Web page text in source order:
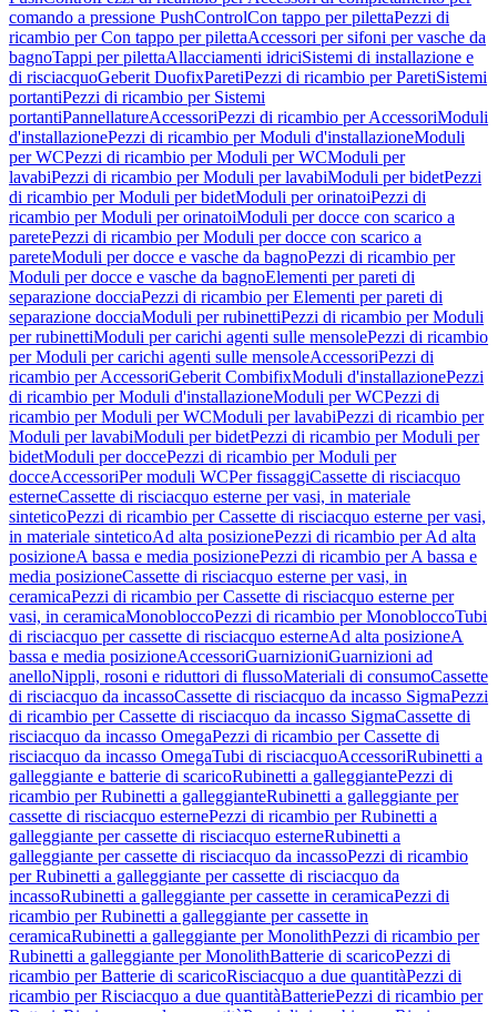
comando a pressione PushControlCon tappo per pilettaPezzi di
ricambio per Con tappo per pilettaAccessori per sifoni per vasche da
bagnoTappi per pilettaAllacciamenti idriciSistemi di installazione e
di risciacquoGeberit DuofixParetiPezzi di ricambio per ParetiSistemi
portantiPezzi di ricambio per Sistemi
portantiPannellatureAccessoriPezzi di ricambio per AccessoriModuli
d'installazionePezzi di ricambio per Moduli d'installazioneModuli
per WCPezzi di ricambio per Moduli per WCModuli per
lavabiPezzi di ricambio per Moduli per lavabiModuli per bidetPezzi
di ricambio per Moduli per bidetModuli per orinatoiPezzi di
ricambio per Moduli per orinatoiModuli per docce con scarico a
paretePezzi di ricambio per Moduli per docce con scarico a
pareteModuli per docce e vasche da bagnoPezzi di ricambio per
Moduli per docce e vasche da bagnoElementi per pareti di
separazione docciaPezzi di ricambio per Elementi per pareti di
separazione docciaModuli per rubinettiPezzi di ricambio per Moduli
per rubinettiModuli per carichi agenti sulle mensolePezzi di ricambio
per Moduli per carichi agenti sulle mensoleAccessoriPezzi di
ricambio per AccessoriGeberit CombifixModuli d'installazionePezzi
di ricambio per Moduli d'installazioneModuli per WCPezzi di
ricambio per Moduli per WCModuli per lavabiPezzi di ricambio per
Moduli per lavabiModuli per bidetPezzi di ricambio per Moduli per
bidetModuli per doccePezzi di ricambio per Moduli per
docceAccessoriPer moduli WCPer fissaggiCassette di risciacquo
esterneCassette di risciacquo esterne per vasi, in materiale
sinteticoPezzi di ricambio per Cassette di risciacquo esterne per vasi,
in materiale sinteticoAd alta posizionePezzi di ricambio per Ad alta
posizioneA bassa e media posizionePezzi di ricambio per A bassa e
media posizioneCassette di risciacquo esterne per vasi, in
ceramicaPezzi di ricambio per Cassette di risciacquo esterne per
vasi, in ceramicaMonobloccoPezzi di ricambio per MonobloccoTubi
di risciacquo per cassette di risciacquo esterneAd alta posizioneA
bassa e media posizioneAccessoriGuarnizioniGuarnizioni ad
anelloNippli, rosoni e riduttori di flussoMateriali di consumoCassette
di risciacquo da incassoCassette di risciacquo da incasso SigmaPezzi
di ricambio per Cassette di risciacquo da incasso SigmaCassette di
risciacquo da incasso OmegaPezzi di ricambio per Cassette di
risciacquo da incasso OmegaTubi di risciacquoAccessoriRubinetti a
galleggiante e batterie di scaricoRubinetti a galleggiantePezzi di
ricambio per Rubinetti a galleggianteRubinetti a galleggiante per
cassette di risciacquo esternePezzi di ricambio per Rubinetti a
galleggiante per cassette di risciacquo esterneRubinetti a
galleggiante per cassette di risciacquo da incassoPezzi di ricambio
per Rubinetti a galleggiante per cassette di risciacquo da
incassoRubinetti a galleggiante per cassette in ceramicaPezzi di
ricambio per Rubinetti a galleggiante per cassette in
ceramicaRubinetti a galleggiante per MonolithPezzi di ricambio per
Rubinetti a galleggiante per MonolithBatterie di scaricoPezzi di
ricambio per Batterie di scaricoRisciacquo a due quantitàPezzi di
ricambio per Risciacquo a due quantitàBatteriePezzi di ricambio per